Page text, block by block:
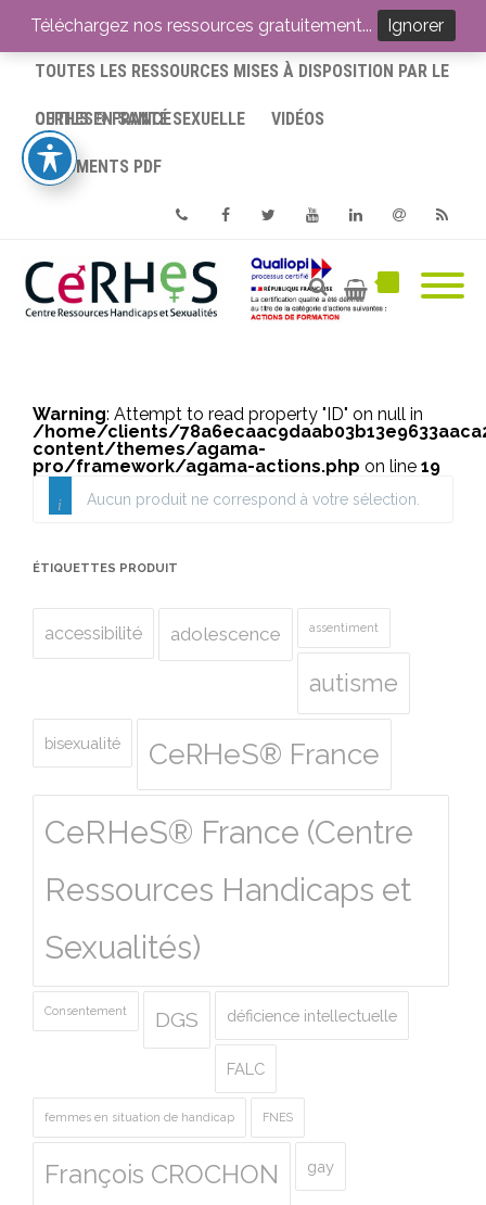
ACCUEIL
TOUTES LES RESSOURCES MISES À DISPOSITION PAR LE
CERHES® FRANCE
OUTILS EN SANTÉ SEXUELLE VIDÉOS
DOCUMENTS PDF
PhoneFacebookTwitterYoutube
Warning: Attempt to read property "ID" on null in
/home/clients/
content/themes/agama-
pro/framework/agama-actions.php on line 19
Aucun produit ne correspond à votre sélection.
ÉTIQUETTES PRODUIT
accessibilité adolescence assentiment
autisme
bisexualité CeRHeS® France
CeRHeS® France (Centre
Ressources Handicaps et
Sexualités)
Consentement DGS déficience intellectuelle
FALC
femmes en situation de handicap FNES
François CROCHON gay
Téléchargez nos ressources gratuitement... Ignorer